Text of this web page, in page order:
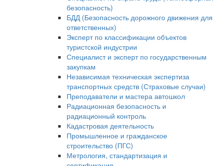
безопасность)
БДД (Безопасность дорожного движения для
ответственных)
Эксперт по классификации объектов
туристской индустрии
Специалист и эксперт по государственным
закупкам
Независимая техническая экспертиза
транспортных средств (Страховые случаи)
Преподаватели и мастера автошкол
Радиационная безопасность и
радиационный контроль
Кадастровая деятельность
Промышленное и гражданское
строительство (ПГС)
Метрология, стандартизация и